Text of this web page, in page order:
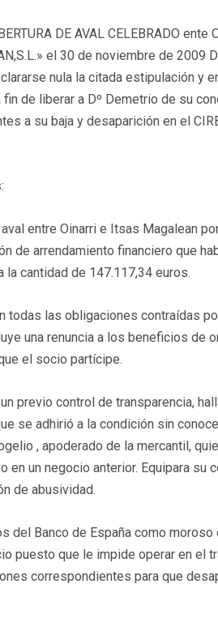
DE AVAL CELEBRADO ente
el 30 de noviembre de 2009
nula la citada estipulación y
de liberar a Dº Demetrio de su
a su baja y desaparición en el
entre Oinarri e Itsas Magalean
de arrendamiento financiero que
la cantidad de 147.117,34 euros.
todas las obligaciones contraídas
una renuncia a los beneficios de
el socio partícipe.
previo control de transparencia,
se adhirió a la condición sin
, apoderado de la mercantil,
un negocio anterior. Equipara su
de abusividad.
del Banco de España como moroso
puesto que le impide operar en el
correspondientes para que